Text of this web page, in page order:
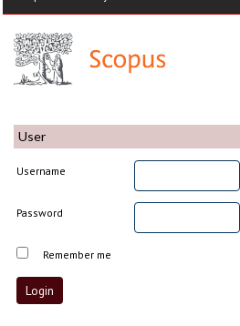
User
Username
Password
Remember me